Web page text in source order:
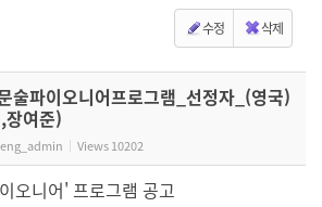
수정 삭제
술파이오니어프로그램_선정자_(영국)
장여준)
Views10202
오니어' 프로그램 공고